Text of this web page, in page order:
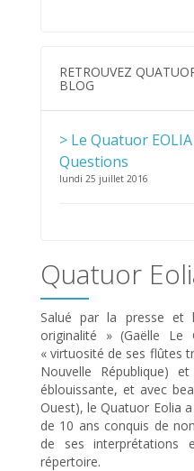
RETROUVEZ
BLOG
> Le Quatuor
Questions
lundi 25 juillet 2016
Quatuor
Salué par la presse et
originalité » (Gaëlle Le
« virtuosité de ses flûtes
Nouvelle République)
éblouissante, et avec
Ouest), le Quatuor Eolia
de 10 ans conquis de
de ses interprétations
répertoire.